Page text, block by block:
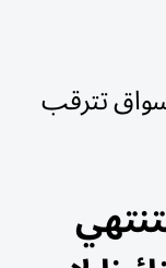
تترقب